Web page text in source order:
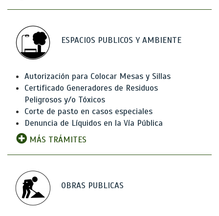
ESPACIOS PUBLICOS Y AMBIENTE
Autorización para Colocar Mesas y Sillas
Certificado Generadores de Residuos
Peligrosos y/o Tóxicos
Corte de pasto en casos especiales
Denuncia de Líquidos en la Vía Pública
MÁS TRÁMITES
OBRAS PUBLICAS